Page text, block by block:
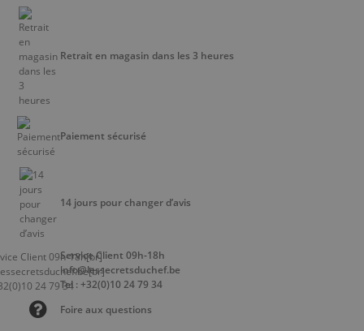
Retrait en magasin dans les 3 heures
Paiement sécurisé
14 jours pour changer d’avis
Service Client 09h-18h
info@lessecretsduchef.be
Tel : +32(0)10 24 79 34
Foire aux questions